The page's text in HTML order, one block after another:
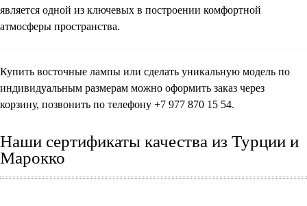
является одной из ключевых в построении комфортной
атмосферы пространства.
Купить восточные лампы или сделать уникальную модель по
индивидуальным размерам можно оформить заказ через
корзину, позвонить по телефону +7 977 870 15 54.
Наши сертификаты качества из Турции и
Марокко